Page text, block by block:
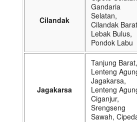
Cilandak
Gandaria
Selatan,
Cilandak
Lebak Bulus,
Pondok Labu
Jagakarsa
Tanjung Barat,
Lenteng
Jagakarsa,
Lenteng
Ciganjur,
Srengseng
Sawah,